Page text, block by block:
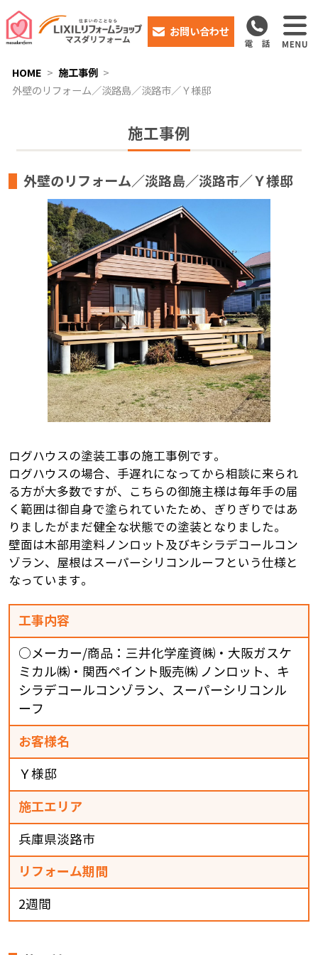
お問い合わせ
HOME
施工事例
外壁のリフォーム／淡路島／淡路市／Ｙ様邸
施工事例
外壁のリフォーム／淡路島／淡路市／Ｙ様邸
ログハウスの塗装工事の施工事例です。
ログハウスの場合、手遅れになってから相談に来られ
る方が大多数ですが、こちらの御施主様は毎年手の届
く範囲は御自身で塗られていたため、ぎりぎりではあ
りましたがまだ健全な状態での塗装となりました。
壁面は木部用塗料ノンロット及びキシラデコールコン
ゾラン、屋根はスーパーシリコンルーフという仕様と
なっています。
工事内容
○メーカー/商品：三井化学産資㈱・大阪ガスケ
ミカル㈱・関西ペイント販売㈱ ノンロット、キ
シラデコールコンゾラン、スーパーシリコンル
ーフ
お客様名
Ｙ様邸
施工エリア
兵庫県淡路市
リフォーム期間
2週間